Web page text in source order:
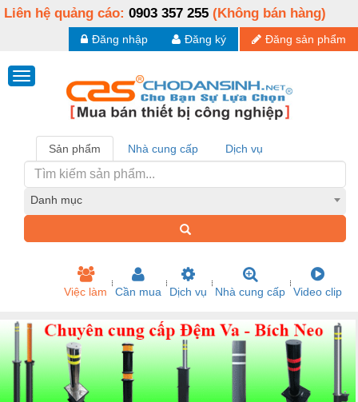
Liên hệ quảng cáo: 0903 357 255 (Không bán hàng)
Đăng sản phẩm
Đăng ký
Đăng nhập
Sản phẩm Nhà cung cấp Dịch vụ
Danh mục
Việc làm Cần mua Dịch vụ Nhà cung cấp Video clip